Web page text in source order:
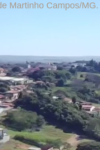
Martinho Campos/MG.